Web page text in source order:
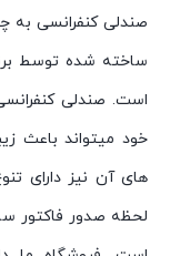
صندلی کنفرانسی به
ساخته شده توسط
خود میتواند باعث
های آن نیز دارای
لحظه صدور فاکتور